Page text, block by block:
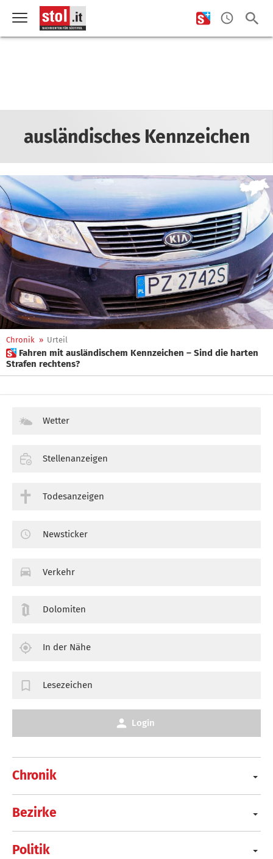
ausländisches Kennzeichen
Chronik » Urteil
 Fahren mit ausländischem Kennzeichen – Sind die harten
Strafen rechtens?
Chronik
Bezirke
Politik
Wetter
Stellenanzeigen
Todesanzeigen
Newsticker
Verkehr
Dolomiten
In der Nähe
Lesezeichen
Login